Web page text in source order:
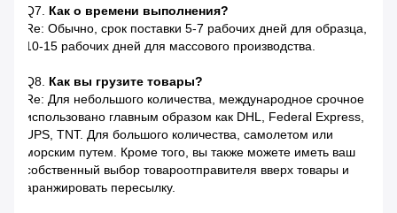
Q7. Как о времени выполнения?
Re: Обычно, срок поставки 5-7 рабочих дней для образца,
10-15 рабочих дней для массового производства.
Q8. Как вы грузите товары?
Re: Для небольшого количества, международное срочное
использовано главным образом как DHL, Federal Express,
UPS, TNT. Для большого количества, самолетом или
морским путем. Кроме того, вы также можете иметь ваш
собственный выбор товароотправителя вверх товары и
аранжировать пересылку.